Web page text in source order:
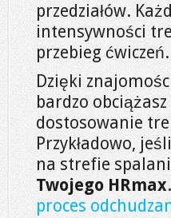
przedziałów.
intensywności
przebieg ćwiczeń.
Dzięki
bardzo
dostosowanie
Przykładowo,
na strefie
Twojego HRmax
proces